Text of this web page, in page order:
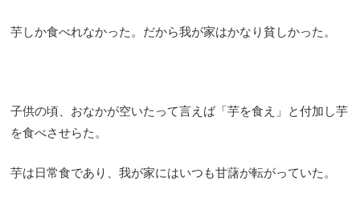
芋しか食べれなかった。だから我が家はかなり貧しかった。
子供の頃、おなかが空いたって言えば「芋を食え」と付加し芋
を食べさせらた。
芋は日常食であり、我が家にはいつも甘藷が転がっていた。